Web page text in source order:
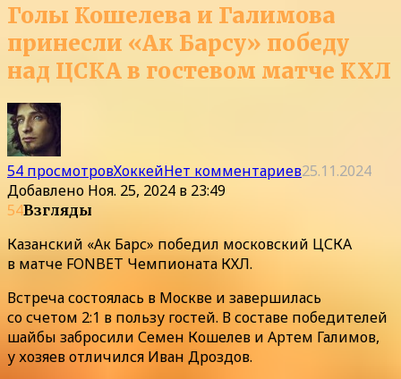
Голы Кошелева и Галимова
принесли «Ак Барсу» победу
над ЦСКА в гостевом матче КХЛ
54 просмотровХоккейНет комментариев25.11.2024
Добавлено Ноя. 25, 2024 в 23:49
54Взгляды
Казанский «Ак Барс» победил московский ЦСКА
в матче FONBET Чемпионата КХЛ.
Встреча состоялась в Москве и завершилась
со счетом 2:1 в пользу гостей. В составе победителей
шайбы забросили Семен Кошелев и Артем Галимов,
у хозяев отличился Иван Дроздов.